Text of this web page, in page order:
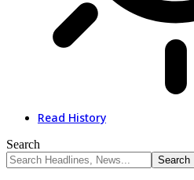
Read History
Search